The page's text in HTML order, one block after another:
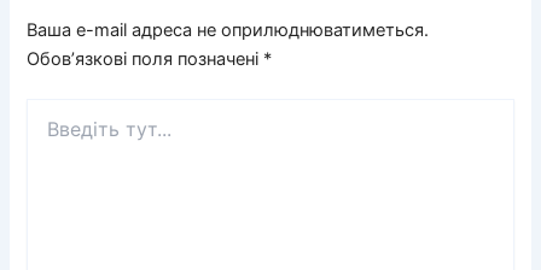
Ваша e-mail адреса не оприлюднюватиметься.
Обов’язкові поля позначені *
тут...